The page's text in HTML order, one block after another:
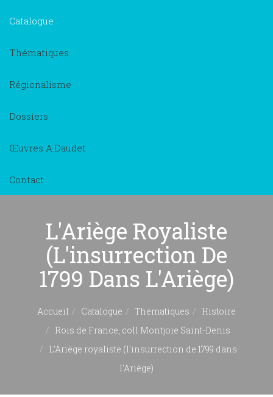
Catalogue
Thématiques
Régionalisme
Dossiers
Œuvres A.Daudet
Contact
L'Ariège Royaliste
(l'insurrection De
1799 Dans L'Ariège)
Accueil Catalogue Thématiques
Histoire
Rois de France, coll Montjoie Saint-Denis
L'Ariège royaliste (l'insurrection de 1799 dans
l'Ariège)